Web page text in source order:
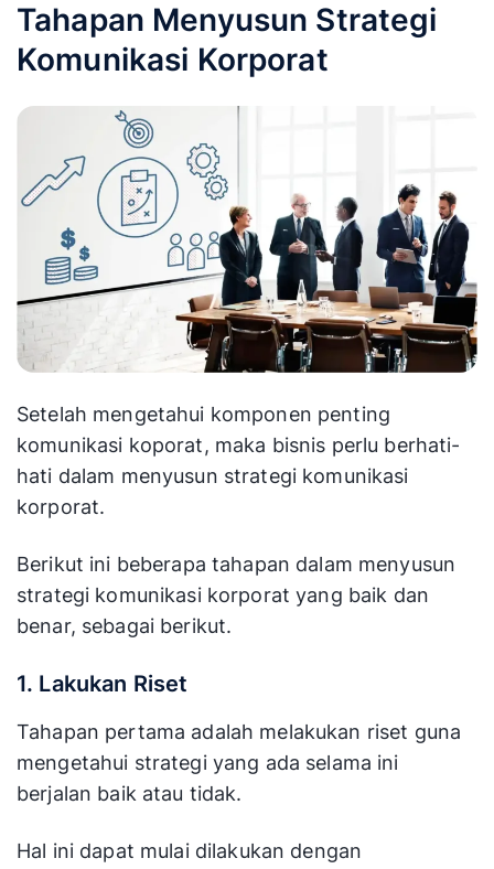
Tahapan Menyusun Strategi
Komunikasi Korporat
Setelah mengetahui komponen penting
komunikasi koporat, maka bisnis perlu berhati-
hati dalam menyusun strategi komunikasi
korporat.
Berikut ini beberapa tahapan dalam menyusun
strategi komunikasi korporat yang baik dan
benar, sebagai berikut.
1. Lakukan Riset
Tahapan pertama adalah melakukan riset guna
mengetahui strategi yang ada selama ini
berjalan baik atau tidak.
Hal ini dapat mulai dilakukan dengan